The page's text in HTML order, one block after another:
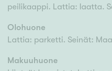
peilikaappi. Lattia: laatta.
Olohuone
Lattia: parketti. Seinät:
Makuuhuone